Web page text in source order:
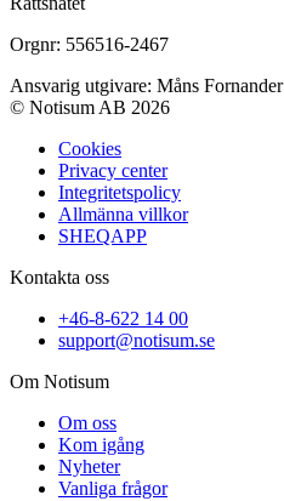
Orgnr: 556516-2467
Ansvarig utgivare: Måns Fornander
© Notisum AB 2026
Cookies
Privacy center
Integritetspolicy
Allmänna villkor
SHEQAPP
Kontakta oss
+46-8-622 14 00
support@notisum.se
Om Notisum
Om oss
Kom igång
Nyheter
Vanliga frågor